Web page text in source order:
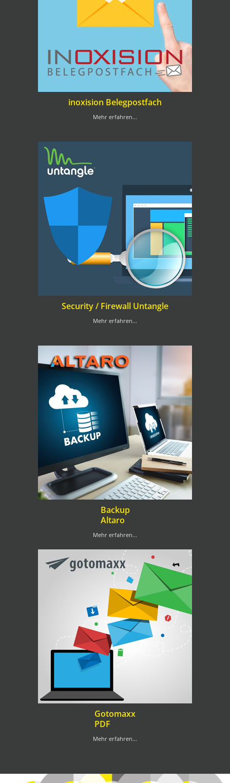
inoxision Belegpostfach
Mehr erfahren...
Security / Firewall Untangle
Mehr erfahren...
Backup
Altaro
Mehr erfahren...
Gotomaxx
PDF
Mehr erfahren...